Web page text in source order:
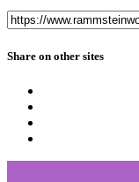
Share on other sites